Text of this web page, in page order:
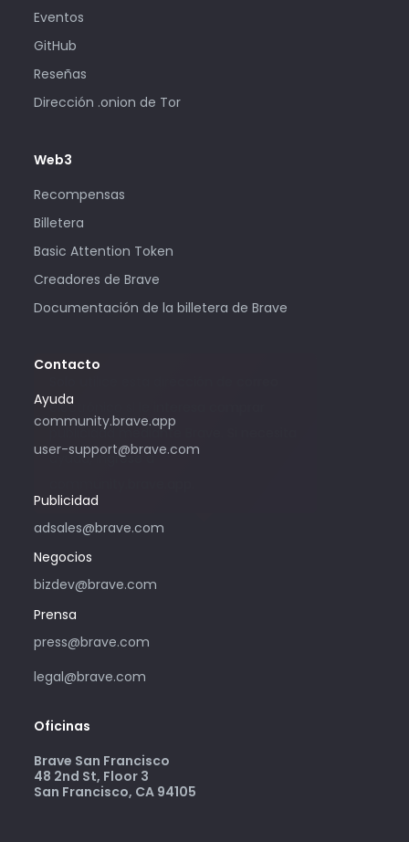
Eventos
GitHub
Reseñas
Dirección .onion de Tor
Web3
Recompensas
Billetera
Basic Attention Token
Creadores de Brave
Documentación de la billetera de Brave
Contacto
Ayuda
community.brave.app
user-support@brave.com
Publicidad
adsales@brave.com
electrónico si le interesa comprar
publicidad mediante Brave. Si necesita
ayuda, ingrese a
Negocios
bizdev@brave.com
Prensa
press@brave.com
legal@brave.com
Oficinas
Brave San Francisco
48 2nd St, Floor 3
San Francisco, CA 94105